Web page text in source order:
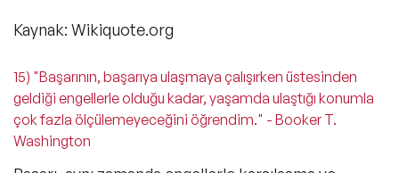
Kaynak: Wikiquote.org
15) "Başarının, başarıya ulaşmaya çalışırken üstesinden
geldiği engellerle olduğu kadar, yaşamda ulaştığı konumla
çok fazla ölçülemeyeceğini öğrendim." - Booker T.
Washington